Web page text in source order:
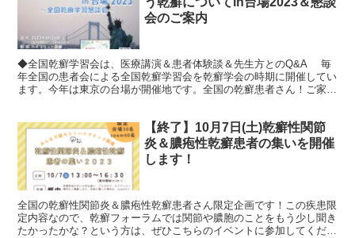
会のご案内
◆全国乾癬学習会は、医療講演＆患者体験談＆先生方とのQ&A 毎
年全国の患者会による全国乾癬学習会を乾癬学会の時期に開催してい
ます。今年は東京の台場が開催地です。全国の乾癬患者さん！ご家族
【終了】10月7日(土)乾癬性関節
炎＆膿疱性乾癬患者の集いを開催
します！
全国の乾癬性関節炎＆膿疱性乾癬患者さん限定企画です！この疾患限
定内容なので、乾癬フォーラムでは関節や膿胞のことをもう少し聞き
たかったかな？という方は、ぜひこちらのイベントに参加してくださ